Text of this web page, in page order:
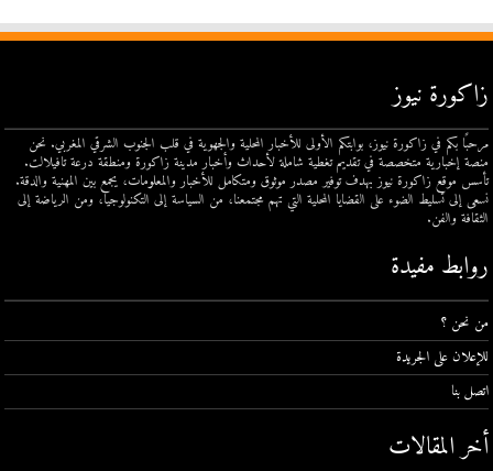
زاكورة نيوز
مرحبًا بكم في زاكورة نيوز، بوابتكم الأولى للأخبار المحلية والجهوية في قلب الجنوب الشرقي المغربي. نحن
منصة إخبارية متخصصة في تقديم تغطية شاملة لأحداث وأخبار مدينة زاكورة ومنطقة درعة تافيلالت.
تأسس موقع زاكورة نيوز بهدف توفير مصدر موثوق ومتكامل للأخبار والمعلومات، يجمع بين المهنية والدقة.
نسعى إلى تسليط الضوء على القضايا المحلية التي تهم مجتمعنا، من السياسة إلى التكنولوجيا، ومن الرياضة إلى
الثقافة والفن.
روابط مفيدة
من نحن ؟
للإعلان على الجريدة
اتصل بنا
أخر المقالات